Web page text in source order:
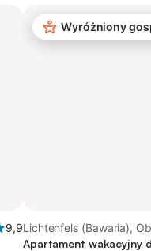
9,9
Wyróżniony
Lichtenfels (Bawaria),
Maintal - Coburger Land
Apartament wakacyjny